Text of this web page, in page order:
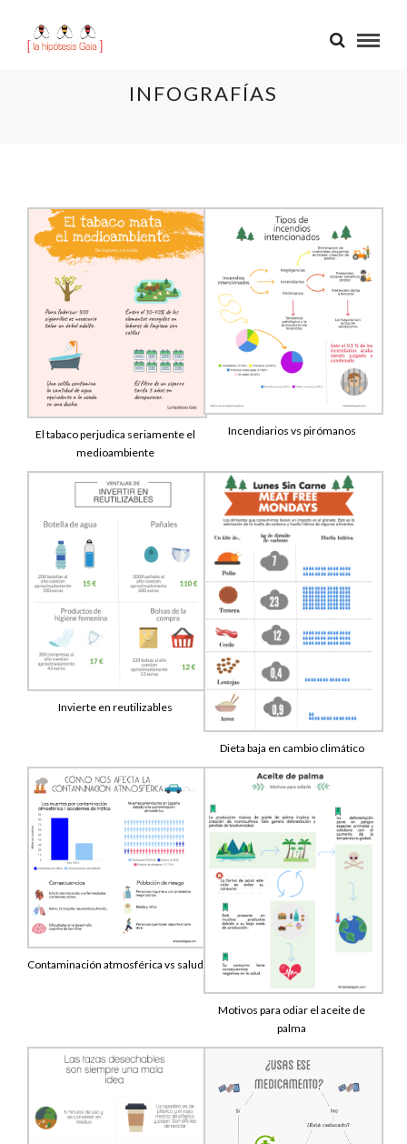
INFOGRAFÍAS
El tabaco perjudica seriamente el
medioambiente
Incendiarios vs pirómanos
Invierte en reutilizables
Dieta baja en cambio climático
Contaminación atmosférica vs salud
Motivos para odiar el aceite de
palma